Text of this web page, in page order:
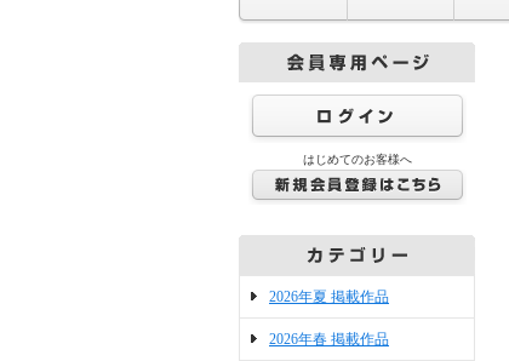
はじめてのお客様へ
2026年夏 掲載作品
2026年春 掲載作品